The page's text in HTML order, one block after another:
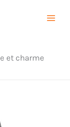
et charme